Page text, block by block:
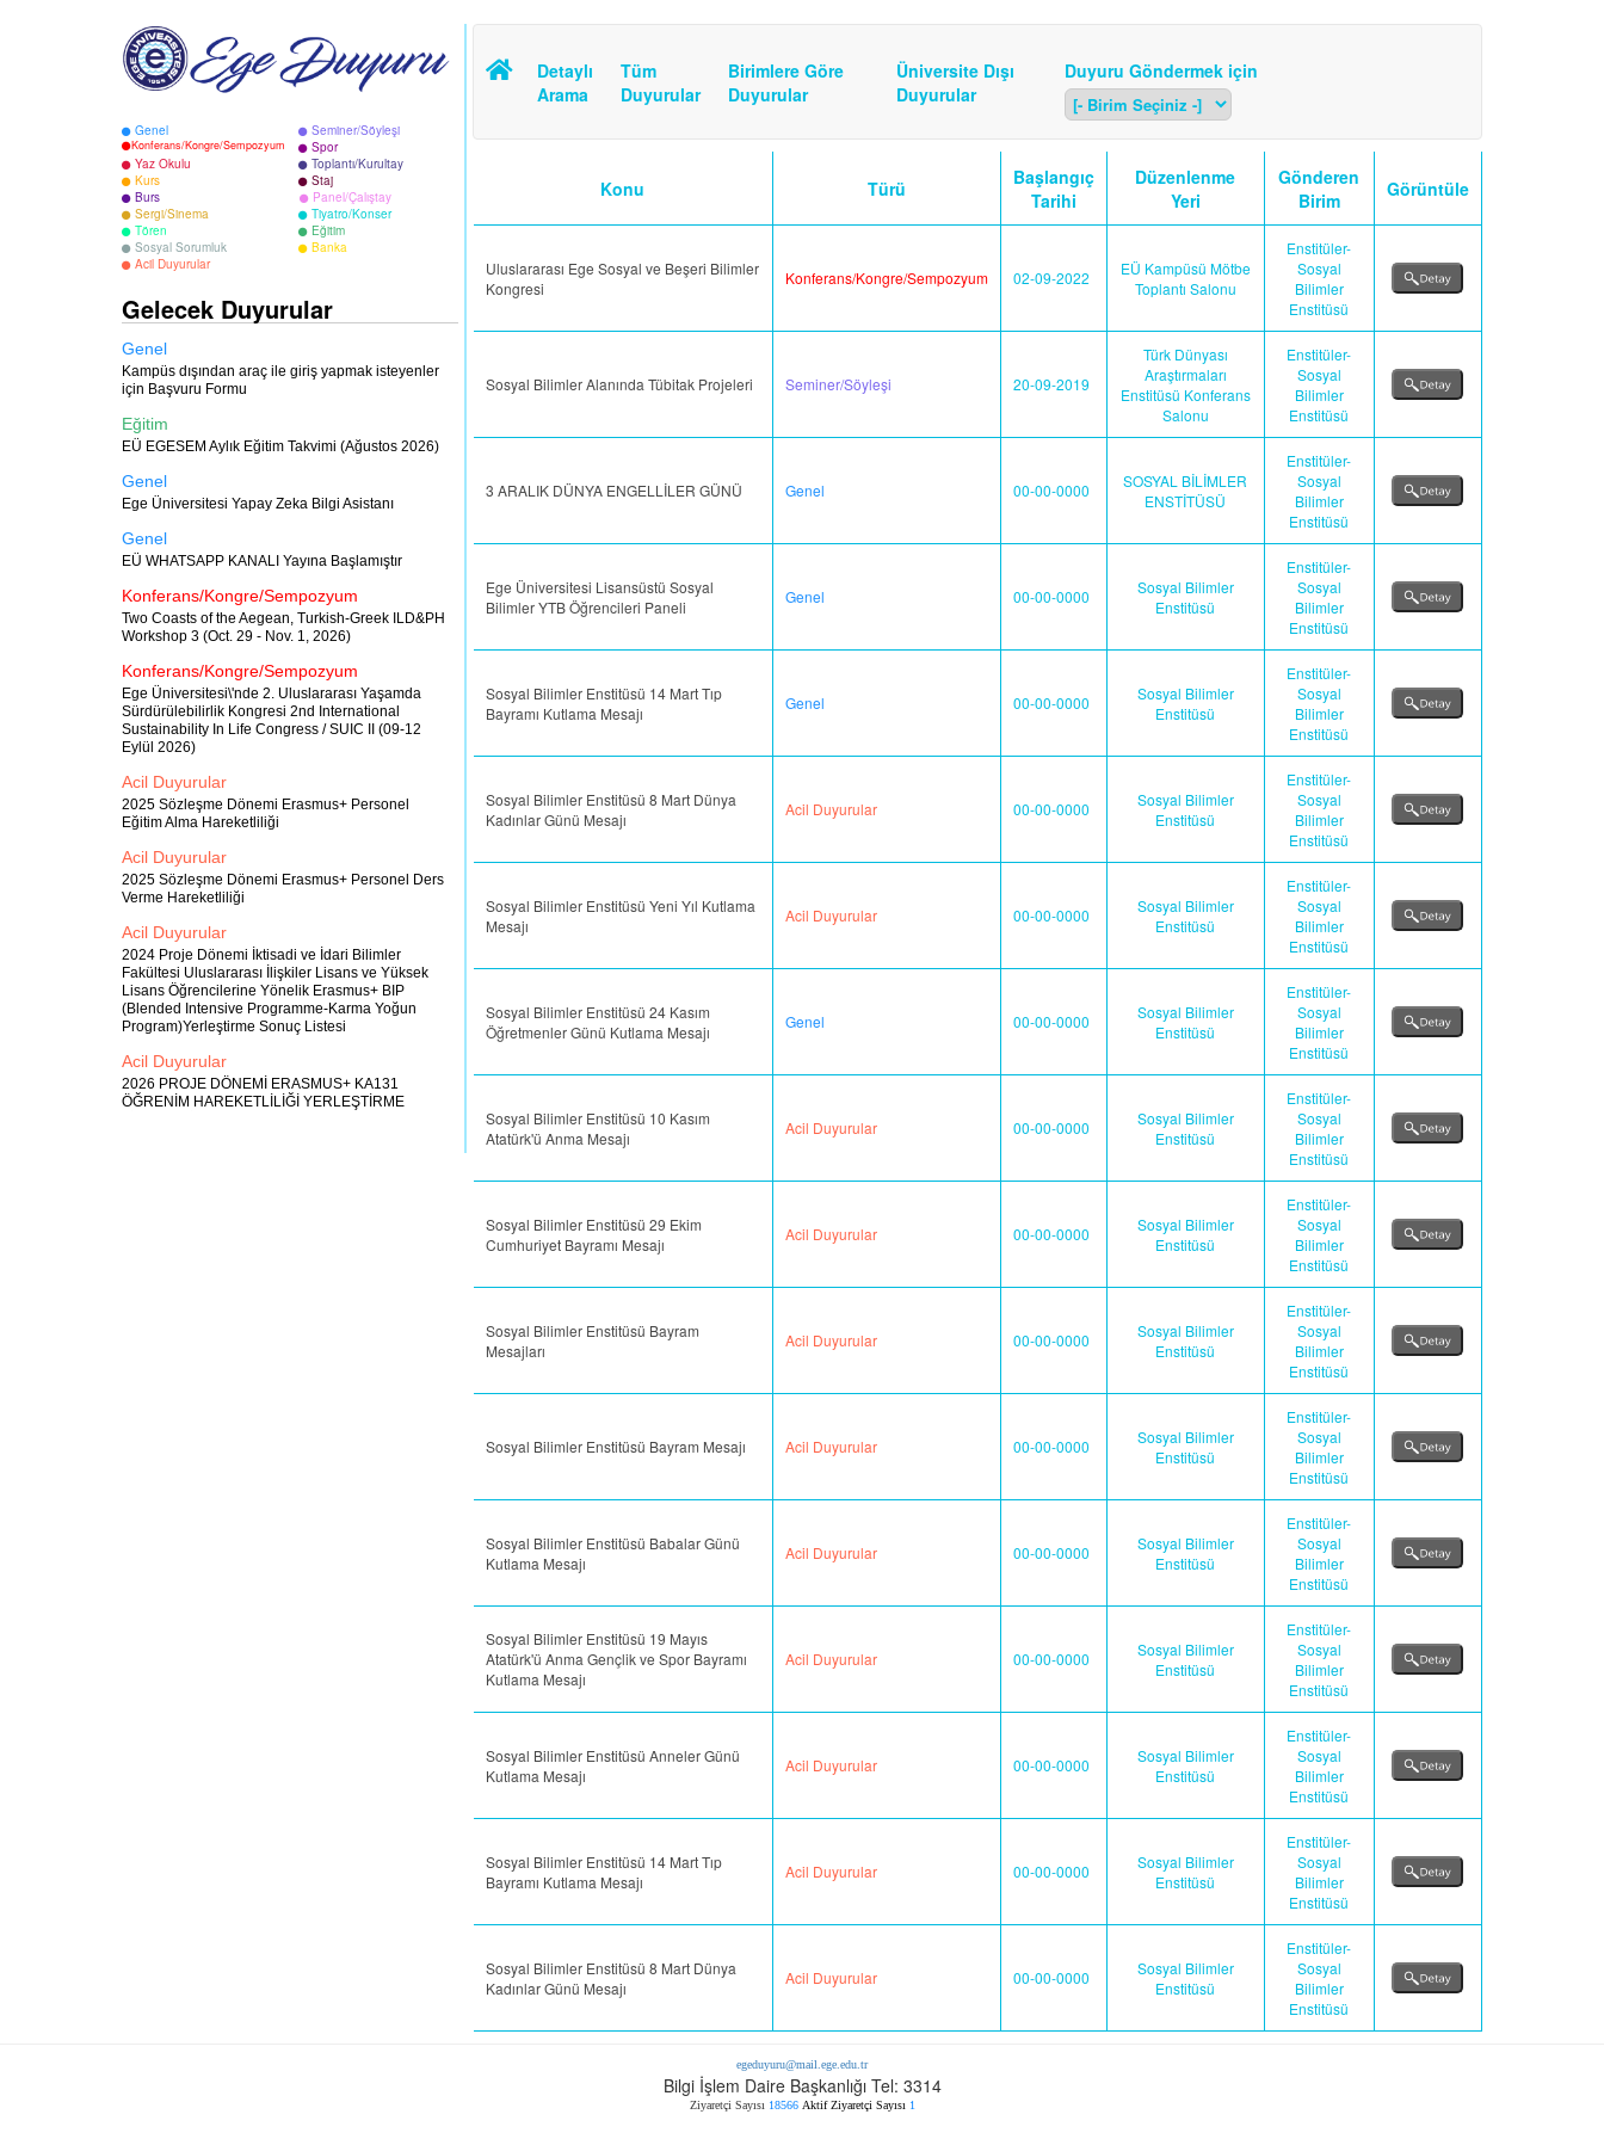
Genel Seminer/Söyleşi
Konferans/Kongre/Sempozyum
Spor
Yaz Okulu
Toplantı/Kurultay
Kurs
Staj
Burs
Panel/Çalıştay
Sergi/Sinema
Tiyatro/Konser
Tören
Eğitim
Sosyal Sorumluk
Banka
Acil Duyurular
Gelecek Duyurular
Genel
Kampüs dışından araç ile giriş yapmak isteyenler
için Başvuru Formu
Eğitim
EÜ EGESEM Aylık Eğitim Takvimi (Ağustos 2026)
Genel
Ege Üniversitesi Yapay Zeka Bilgi Asistanı
Genel
EÜ WHATSAPP KANALI Yayına Başlamıştır
Konferans/Kongre/Sempozyum
Two Coasts of the Aegean, Turkish-Greek ILD&PH
Workshop 3 (Oct. 29 - Nov. 1, 2026)
Konferans/Kongre/Sempozyum
Ege Üniversitesi\'nde 2. Uluslararası Yaşamda
Sürdürülebilirlik Kongresi 2nd International
Sustainability In Life Congress / SUIC II (09-12
Eylül 2026)
Acil Duyurular
2025 Sözleşme Dönemi Erasmus+ Personel
Eğitim Alma Hareketliliği
Acil Duyurular
2025 Sözleşme Dönemi Erasmus+ Personel Ders
Verme Hareketliliği
Acil Duyurular
2024 Proje Dönemi İktisadi ve İdari Bilimler
Fakültesi Uluslararası İlişkiler Lisans ve Yüksek
Lisans Öğrencilerine Yönelik Erasmus+ BIP
(Blended Intensive Programme-Karma Yoğun
Program)Yerleştirme Sonuç Listesi
Acil Duyurular
2026 PROJE DÖNEMİ ERASMUS+ KA131
ÖĞRENİM HAREKETLİLİĞİ YERLEŞTİRME
Detaylı
Arama
Tüm
Duyurular
Birimlere Göre
Duyurular
Üniversite Dışı
Duyurular
Duyuru Göndermek için
Konu Türü
Başlangıç
Tarihi
Düzenlenme
Yeri
Gönderen
Birim
Görüntüle
Uluslararası Ege Sosyal ve Beşeri Bilimler
Kongresi
Konferans/Kongre/Sempozyum 02-09-2022
EÜ Kampüsü Mötbe
Toplantı Salonu
Enstitüler-
Sosyal
Bilimler
Enstitüsü
Sosyal Bilimler Alanında Tübitak Projeleri Seminer/Söyleşi 20-09-2019
Türk Dünyası
Araştırmaları
Enstitüsü Konferans
Salonu
Enstitüler-
Sosyal
Bilimler
Enstitüsü
3 ARALIK DÜNYA ENGELLİLER GÜNÜ Genel 00-00-0000
SOSYAL BİLİMLER
ENSTİTÜSÜ
Enstitüler-
Sosyal
Bilimler
Enstitüsü
Ege Üniversitesi Lisansüstü Sosyal
Bilimler YTB Öğrencileri Paneli
Genel 00-00-0000
Sosyal Bilimler
Enstitüsü
Enstitüler-
Sosyal
Bilimler
Enstitüsü
Sosyal Bilimler Enstitüsü 14 Mart Tıp
Bayramı Kutlama Mesajı
Genel 00-00-0000
Sosyal Bilimler
Enstitüsü
Enstitüler-
Sosyal
Bilimler
Enstitüsü
Sosyal Bilimler Enstitüsü 8 Mart Dünya
Kadınlar Günü Mesajı
Acil Duyurular 00-00-0000
Sosyal Bilimler
Enstitüsü
Enstitüler-
Sosyal
Bilimler
Enstitüsü
Sosyal Bilimler Enstitüsü Yeni Yıl Kutlama
Mesajı
Acil Duyurular 00-00-0000
Sosyal Bilimler
Enstitüsü
Enstitüler-
Sosyal
Bilimler
Enstitüsü
Sosyal Bilimler Enstitüsü 24 Kasım
Öğretmenler Günü Kutlama Mesajı
Genel 00-00-0000
Sosyal Bilimler
Enstitüsü
Enstitüler-
Sosyal
Bilimler
Enstitüsü
Sosyal Bilimler Enstitüsü 10 Kasım
Atatürk'ü Anma Mesajı
Acil Duyurular 00-00-0000
Sosyal Bilimler
Enstitüsü
Enstitüler-
Sosyal
Bilimler
Enstitüsü
Sosyal Bilimler Enstitüsü 29 Ekim
Cumhuriyet Bayramı Mesajı
Acil Duyurular 00-00-0000
Sosyal Bilimler
Enstitüsü
Enstitüler-
Sosyal
Bilimler
Enstitüsü
Sosyal Bilimler Enstitüsü Bayram
Mesajları
Acil Duyurular 00-00-0000
Sosyal Bilimler
Enstitüsü
Enstitüler-
Sosyal
Bilimler
Enstitüsü
Sosyal Bilimler Enstitüsü Bayram Mesajı Acil Duyurular 00-00-0000
Sosyal Bilimler
Enstitüsü
Enstitüler-
Sosyal
Bilimler
Enstitüsü
Sosyal Bilimler Enstitüsü Babalar Günü
Kutlama Mesajı
Acil Duyurular 00-00-0000
Sosyal Bilimler
Enstitüsü
Enstitüler-
Sosyal
Bilimler
Enstitüsü
Sosyal Bilimler Enstitüsü 19 Mayıs
Atatürk'ü Anma Gençlik ve Spor Bayramı
Kutlama Mesajı
Acil Duyurular 00-00-0000
Sosyal Bilimler
Enstitüsü
Enstitüler-
Sosyal
Bilimler
Enstitüsü
Sosyal Bilimler Enstitüsü Anneler Günü
Kutlama Mesajı
Acil Duyurular 00-00-0000
Sosyal Bilimler
Enstitüsü
Enstitüler-
Sosyal
Bilimler
Enstitüsü
Sosyal Bilimler Enstitüsü 14 Mart Tıp
Bayramı Kutlama Mesajı
Acil Duyurular 00-00-0000
Sosyal Bilimler
Enstitüsü
Enstitüler-
Sosyal
Bilimler
Enstitüsü
Sosyal Bilimler Enstitüsü 8 Mart Dünya
Kadınlar Günü Mesajı
Acil Duyurular 00-00-0000
Sosyal Bilimler
Enstitüsü
Enstitüler-
Sosyal
Bilimler
Enstitüsü
egeduyuru@mail.ege.edu.tr
Bilgi İşlem Daire Başkanlığı Tel: 3314
Ziyaretçi Sayısı 18566 Aktif Ziyaretçi Sayısı 1